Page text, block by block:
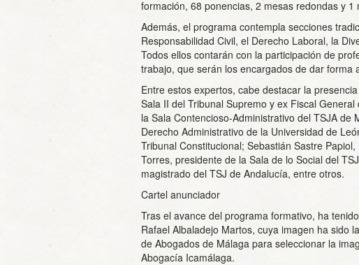
formación, 68 ponencias, 2 mesas redondas y 1
Además, el programa contempla secciones
Responsabilidad Civil, el Derecho Laboral, la
Todos ellos contarán con la participación de
trabajo, que serán los encargados de dar forma
Entre estos expertos, cabe destacar la
Sala II del Tribunal Supremo y ex Fiscal
la Sala Contencioso-Administrativo del TSJA
Derecho Administrativo de la Universidad de
Tribunal Constitucional; Sebastián Sastre
Torres, presidente de la Sala de lo Social del
magistrado del TSJ de Andalucía, entre otros.
Cartel anunciador
Tras el avance del programa formativo, ha
Rafael Albaladejo Martos, cuya imagen ha sido
de Abogados de Málaga para seleccionar la
Abogacía Icamálaga.